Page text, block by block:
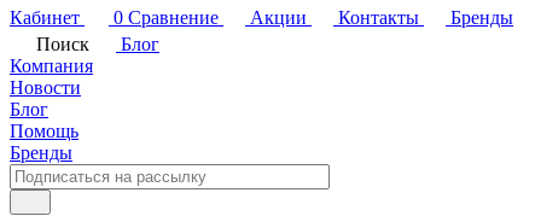
Кабинет
0 Сравнение Акции Контакты
Бренды
Поиск
Блог
Компания
Новости
Блог
Помощь
Бренды